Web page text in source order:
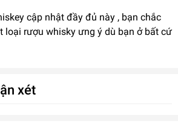
cập nhật đầy đủ này , bạn chắc
loại rượu whisky ưng ý dù bạn ở bất cứ
xét